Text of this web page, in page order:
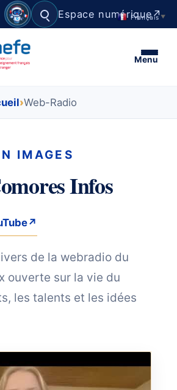
Français ▼
Rechercher
Espace numérique↗
Menu
Web-Radio
IMAGES
Infos
↗
de la webradio du
ouverte sur la vie du
les talents et les idées